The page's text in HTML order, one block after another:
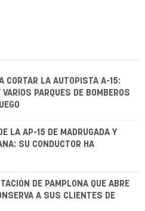
CORTAR LA AUTOPISTA A-15:
PARQUES DE BOMBEROS
LA AP-15 DE MADRUGADA Y
SU CONDUCTOR HA
DE PAMPLONA QUE ABRE
A SUS CLIENTES DE